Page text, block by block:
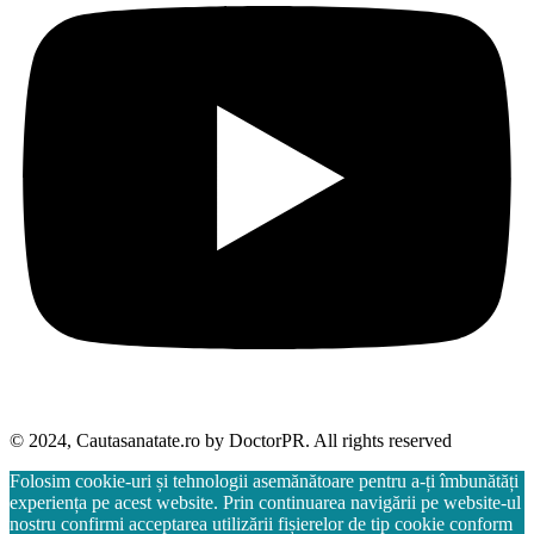
© 2024, Cautasanatate.ro by DoctorPR. All rights reserved
Folosim cookie-uri și tehnologii asemănătoare pentru a-ți îmbunătăți
experiența pe acest website. Prin continuarea navigării pe website-ul
nostru confirmi acceptarea utilizării fișierelor de tip cookie conform